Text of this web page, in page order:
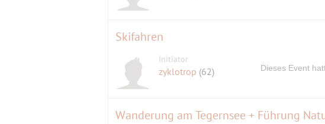
Skifahren
Initiator
zyklotrop (62) Dieses Event
Wanderung am Tegernsee + Führung